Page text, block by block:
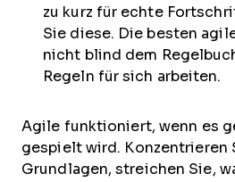
zu kurz für echte
Sie diese. Die besten
nicht blind dem
Regeln für sich arbeiten.
Agile funktioniert, wenn es
gespielt wird. Konzentrieren
Grundlagen, streichen Sie,